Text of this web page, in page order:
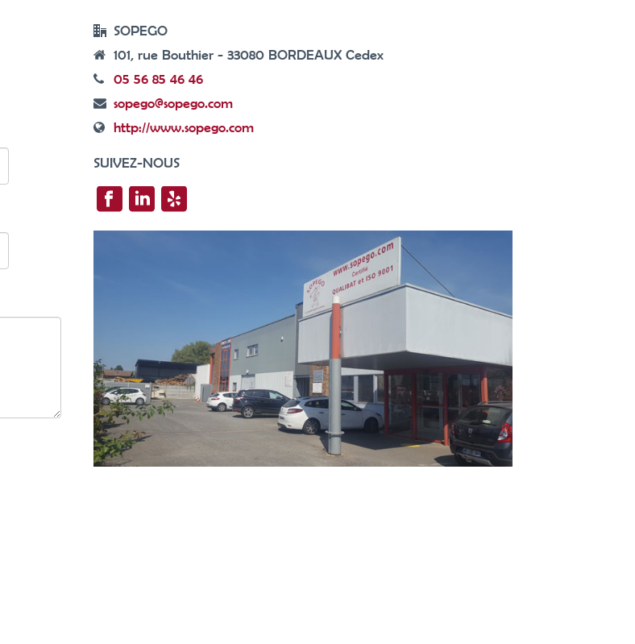
SOPEGO
101, rue Bouthier - 33080 BORDEAUX Cedex
05 56 85 46 46
sopego@sopego.com
http://www.sopego.com
SUIVEZ-NOUS